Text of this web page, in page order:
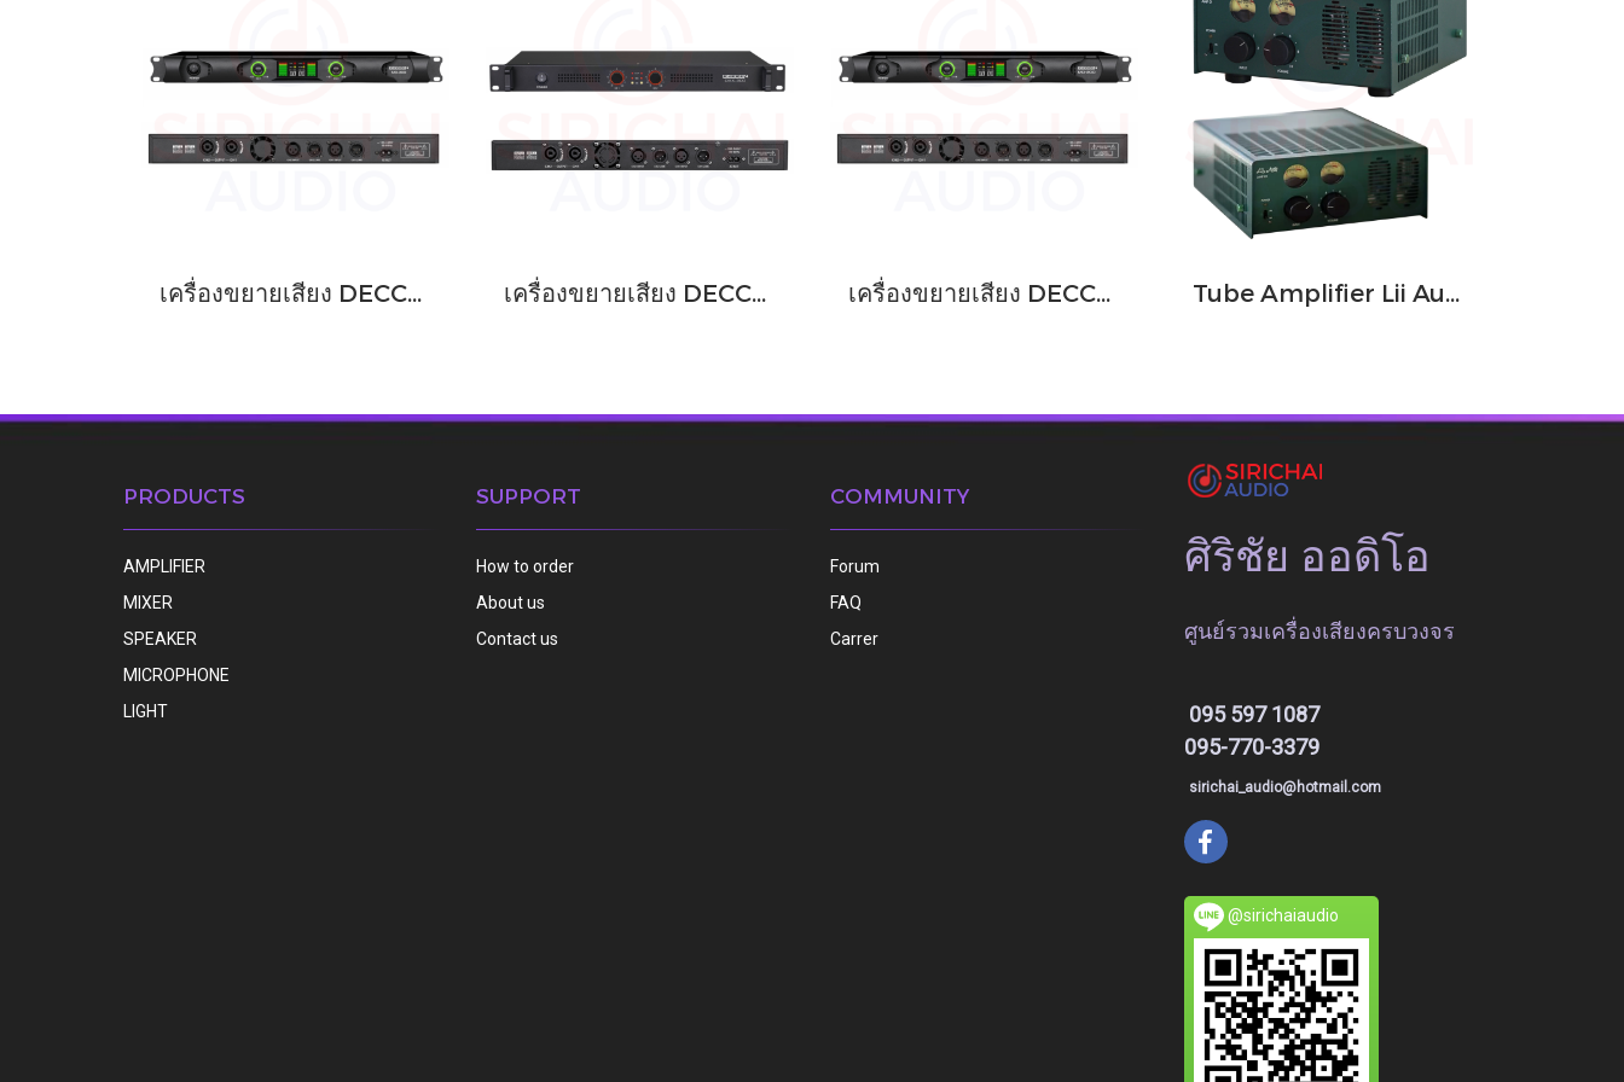
เครื่องขยายเสียง DECCON รุ่น MD300 เครื่องขยายเสียง DECCON รุ่น DAX300 เครื่องขยายเสียง DECCON รุ่น MD200 Tube Amplifier Lii Audio Amp01
PRODUCTS
AMPLIFIER
MIXER
SPEAKER
MICROPHONE
LIGHT
SUPPORT
How to order
About us
Contact us
COMMUNITY
Forum
FAQ
Carrer
ศิริชัย ออดิโอ
ศูนย์รวมเครื่องเสียงครบวงจร
095 597 1087
095-770-3379
sirichai_audio@hotmail.com
@sirichaiaudio